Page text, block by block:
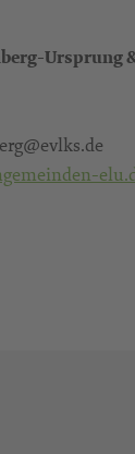
Ursprung